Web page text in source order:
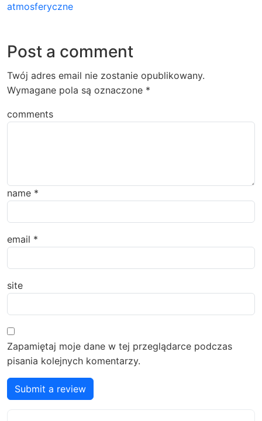
atmosferyczne
Post a comment
Twój adres email nie zostanie opublikowany.
Wymagane pola są oznaczone *
comments
name *
email *
site
Zapamiętaj moje dane w tej przeglądarce podczas
pisania kolejnych komentarzy.
Submit a review